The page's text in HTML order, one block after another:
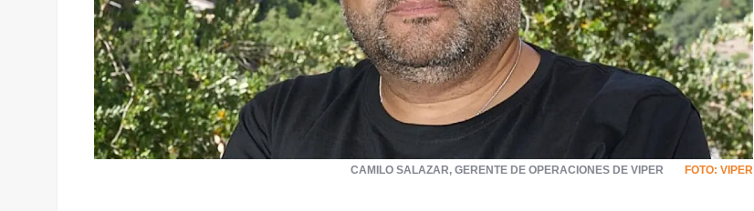
CAMILO SALAZAR, GERENTE DE OPERACIONES DE VIPER FOTO: VIPER